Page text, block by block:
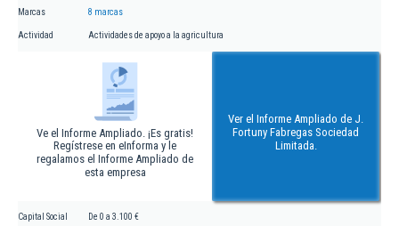
Marcas 8 marcas
Actividad Actividades de apoyo a la agricultura
Ve el Informe Ampliado. ¡Es gratis!
Regístrese en eInforma y le
regalamos el Informe Ampliado de
esta empresa
Ver el Informe Ampliado de J.
Fortuny Fabregas Sociedad
Limitada.
Capital Social De 0 a 3.100 €